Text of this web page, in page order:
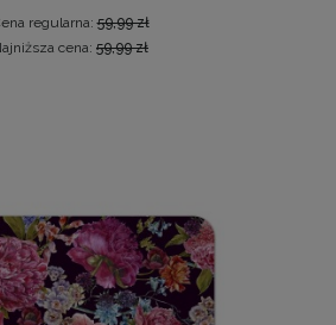
15 x 20 cm pomarańczowa, z
drewna
regularna:59,99 zł
cena: 59,99 zł